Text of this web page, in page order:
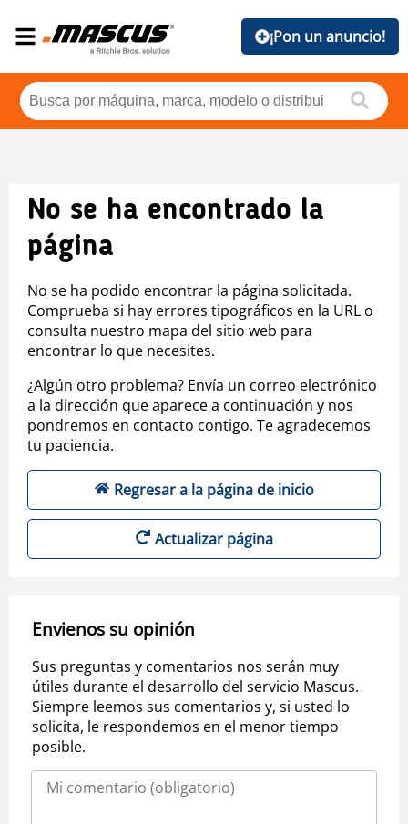
¡Pon un anuncio!
No se ha encontrado la
página
No se ha podido encontrar la página solicitada.
Comprueba si hay errores tipográficos en la URL o
consulta nuestro mapa del sitio web para
encontrar lo que necesites.
¿Algún otro problema? Envía un correo electrónico
a la dirección que aparece a continuación y nos
pondremos en contacto contigo. Te agradecemos
tu paciencia.
Regresar a la página de inicio
Actualizar página
Envienos su opinión
Sus preguntas y comentarios nos serán muy
útiles durante el desarrollo del servicio Mascus.
Siempre leemos sus comentarios y, si usted lo
solicita, le respondemos en el menor tiempo
posible.